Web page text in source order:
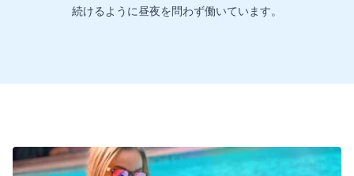
続けるように昼夜を問わず働いています。